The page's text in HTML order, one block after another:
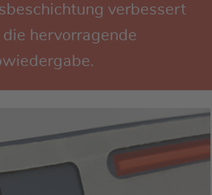
verbessert
hervorragende